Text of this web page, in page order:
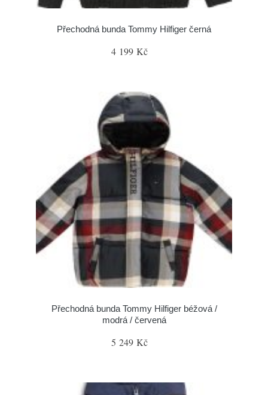
Přechodná bunda Tommy Hilfiger černá
4 199 Kč
Přechodná bunda Tommy Hilfiger béžová /
modrá / červená
5 249 Kč